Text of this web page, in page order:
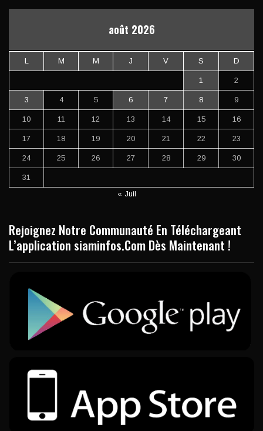
août 2026
L M M J V S D
1 2
3 4 5 6 7 8 9
10 11 12 13 14 15 16
17 18 19 20 21 22 23
24 25 26 27 28 29 30
31
« Juil
Rejoignez Notre Communauté En Téléchargeant
L’application siaminfos.Com Dès Maintenant !